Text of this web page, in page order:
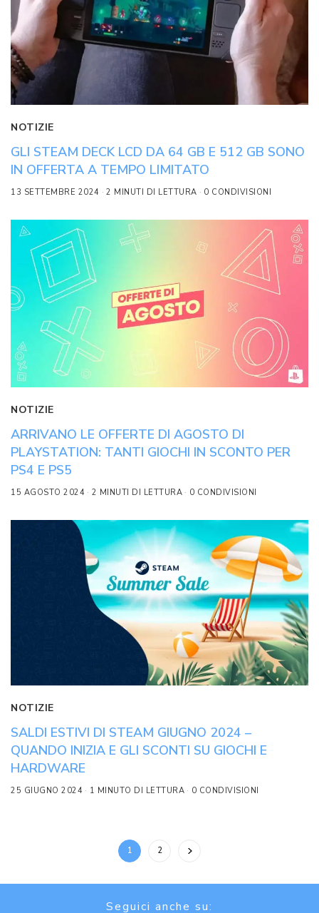
NOTIZIE
GLI STEAM DECK LCD DA 64 GB E 512 GB SONO
IN OFFERTA A TEMPO LIMITATO
13 SETTEMBRE 2024 2 MINUTI DI LETTURA 0 CONDIVISIONI
NOTIZIE
ARRIVANO LE OFFERTE DI AGOSTO DI
PLAYSTATION: TANTI GIOCHI IN SCONTO PER
PS4 E PS5
15 AGOSTO 2024 2 MINUTI DI LETTURA 0 CONDIVISIONI
NOTIZIE
SALDI ESTIVI DI STEAM GIUGNO 2024 –
QUANDO INIZIA E GLI SCONTI SU GIOCHI E
HARDWARE
25 GIUGNO 2024 1 MINUTO DI LETTURA 0 CONDIVISIONI
1 2
Seguici anche su: